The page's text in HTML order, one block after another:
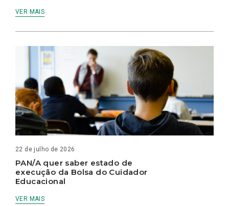
VER MAIS
22 de julho de 2026
PAN/A quer saber estado de
execução da Bolsa do Cuidador
Educacional
VER MAIS